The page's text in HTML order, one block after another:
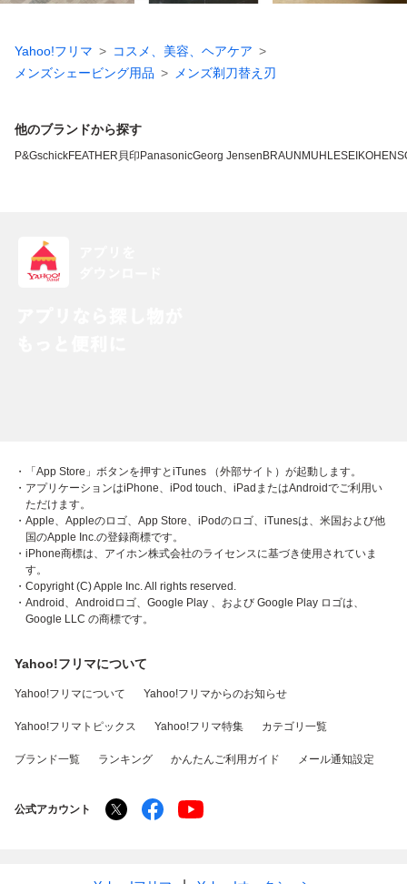
Yahoo!フリマ
コスメ、美容、ヘアケア
メンズシェービング用品
メンズ剃刀替え刃
他のブランドから探す
P&GschickFEATHER 貝印 PanasonicGeorg Jensen BRAUN MUHLESEIKO
・「App Store」ボタンを押すとiTunes （外部サイト）が起動します。
・アプリケーションはiPhone、iPod touch、iPadまたはAndroidでご利用い
ただけます。
・Apple、Appleのロゴ、App Store、iPodのロゴ、iTunesは、米国および他
国のApple Inc.の登録商標です。
・iPhone商標は、アイホン株式会社のライセンスに基づき使用されていま
す。
・Copyright (C) Apple Inc. All rights reserved.
・Android、Androidロゴ、Google Play 、および Google Play ロゴは、
Google LLC の商標です。
Yahoo!フリマについて
Yahoo!フリマについて Yahoo!フリマからのお知らせ
Yahoo!フリマトピックス Yahoo!フリマ特集 カテゴリ一覧
ブランド一覧 ランキング かんたんご利用ガイド メール通知設定
公式アカウント